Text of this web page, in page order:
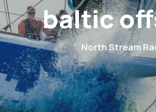
baltic
North Stream